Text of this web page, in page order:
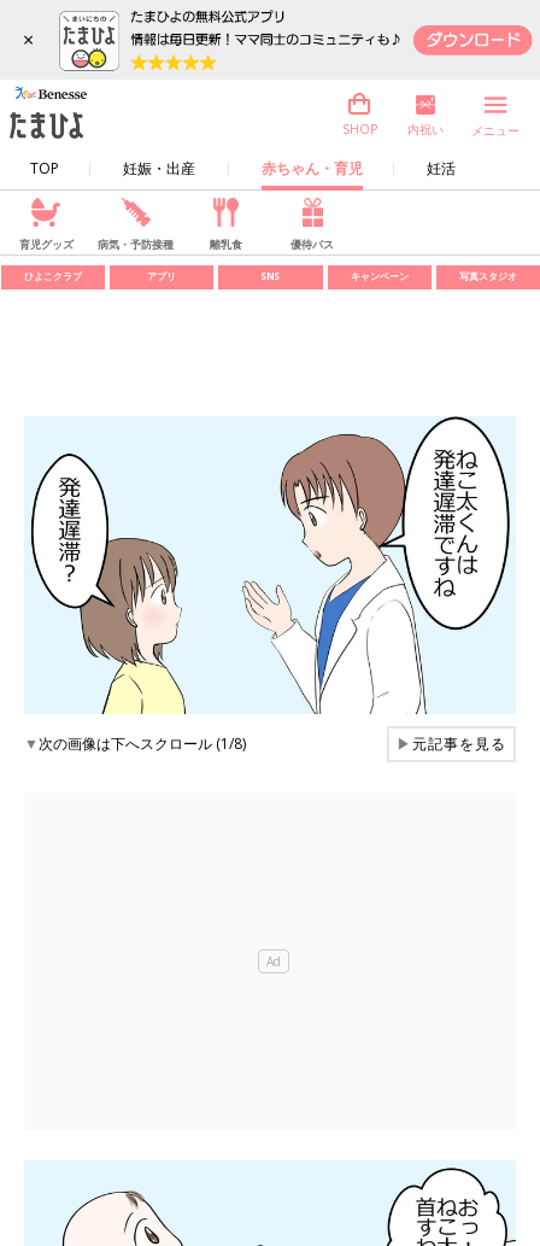
×
TOP 妊娠・出産 赤ちゃん・育児 妊活
SHOP 内祝い メニュー
育児グッズ 病気・予防接種 離乳食 優待パス
ひよこクラブ アプリ SNS キャンペーン 写真スタジオ
▼次の画像は下へスクロール (1/8) ▶元記事を見る